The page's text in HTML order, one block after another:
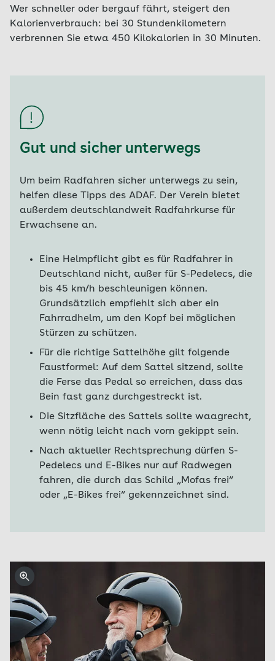
Wer schneller oder bergauf fährt, steigert den
Kalorienverbrauch: bei 30 Stundenkilometern
verbrennen Sie etwa 450 Kilokalorien in 30 Minuten.
Gut und sicher unterwegs
Um beim Radfahren sicher unterwegs zu sein,
helfen diese Tipps des ADAF. Der Verein bietet
außerdem deutschlandweit Radfahrkurse für
Erwachsene an.
Eine Helmpflicht gibt es für Radfahrer in
Deutschland nicht, außer für S-Pedelecs, die
bis 45 km/h beschleunigen können.
Grundsätzlich empfiehlt sich aber ein
Fahrradhelm, um den Kopf bei möglichen
Stürzen zu schützen.
Für die richtige Sattelhöhe gilt folgende
Faustformel: Auf dem Sattel sitzend, sollte
die Ferse das Pedal so erreichen, dass das
Bein fast ganz durchgestreckt ist.
Die Sitzfläche des Sattels sollte waagrecht,
wenn nötig leicht nach vorn gekippt sein.
Nach aktueller Rechtsprechung dürfen S-
Pedelecs und E-Bikes nur auf Radwegen
fahren, die durch das Schild „Mofas frei“
oder „E-Bikes frei“ gekennzeichnet sind.